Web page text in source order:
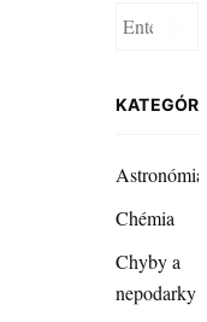
KATEGÓRIE
Astronómia
Chémia
Chyby a
nepodarky